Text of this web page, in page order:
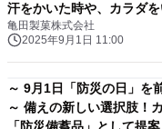
汗をかいた時や、カラダ
亀田製菓株式会社
2025年9月1日 11:00
～ 9月1日「防災の日」を
～ 備えの新しい選択肢！